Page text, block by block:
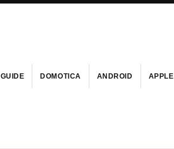
GUIDE DOMOTICA ANDROID APPLE